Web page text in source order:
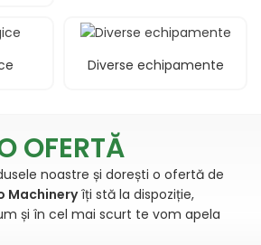
Diverse echipamente
OFERTĂ
noastre și dorești o ofertă de
Machineryîți stă la dispoziție,
și în cel mai scurt te vom apela